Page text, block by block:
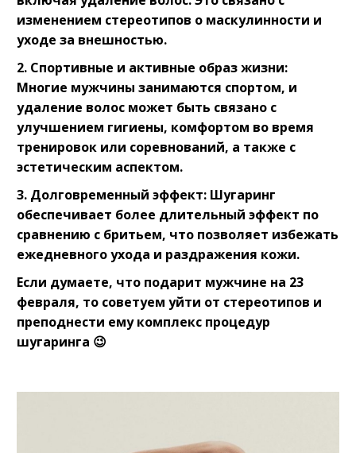
изменением стереотипов о маскулинности и
уходе за внешностью.⠀
2. Спортивные и активные образ жизни:
Многие мужчины занимаются спортом, и
удаление волос может быть связано с
улучшением гигиены, комфортом во время
тренировок или соревнований, а также с
эстетическим аспектом.⠀
3. Долговременный эффект: Шугаринг
обеспечивает более длительный эффект по
сравнению с бритьем, что позволяет избежать
ежедневного ухода и раздражения кожи.⠀
Если думаете, что подарит мужчине на 23
февраля, то советуем уйти от стереотипов и
преподнести ему комплекс процедур
шугаринга 😉